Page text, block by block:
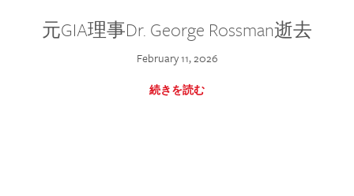
元GIA理事Dr. George Rossman逝去
February 11, 2026
続きを読む